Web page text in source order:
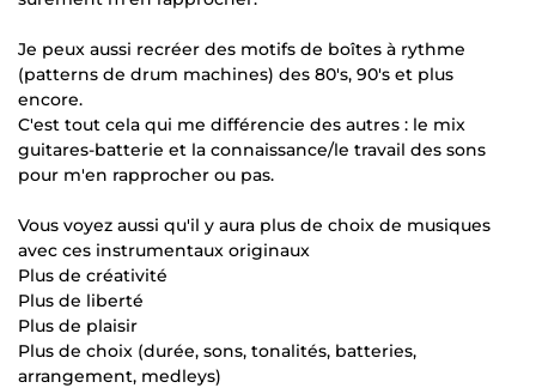
Je peux aussi recréer des motifs de boîtes à rythme
(patterns de drum machines) des 80's, 90's et plus
encore.
C'est tout cela qui me différencie des autres : le mix
guitares-batterie et la connaissance/le travail des sons
pour m'en rapprocher ou pas.
Vous voyez aussi qu'il y aura plus de choix de musiques
avec ces instrumentaux originaux
Plus de créativité
Plus de liberté
Plus de plaisir
Plus de choix (durée, sons, tonalités, batteries,
arrangement, medleys)